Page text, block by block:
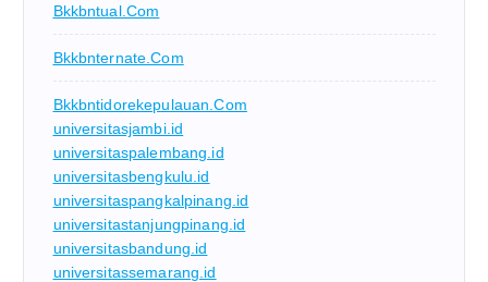
Bkkbntual.com
Bkkbnternate.com
Bkkbntidorekepulauan.com
universitasjambi.id
universitaspalembang.id
universitasbengkulu.id
universitaspangkalpinang.id
universitastanjungpinang.id
universitasbandung.id
universitassemarang.id